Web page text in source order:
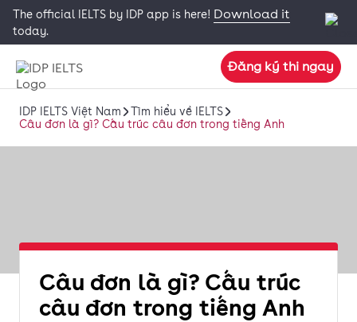
The official IELTS by IDP app is here! Download it
today.
Đăng ký thi ngay
IDP IELTS Việt Nam
Tìm hiểu về IELTS
Câu đơn là gì? Cấu trúc câu đơn trong tiếng Anh
Câu đơn là gì? Cấu trúc
câu đơn trong tiếng Anh